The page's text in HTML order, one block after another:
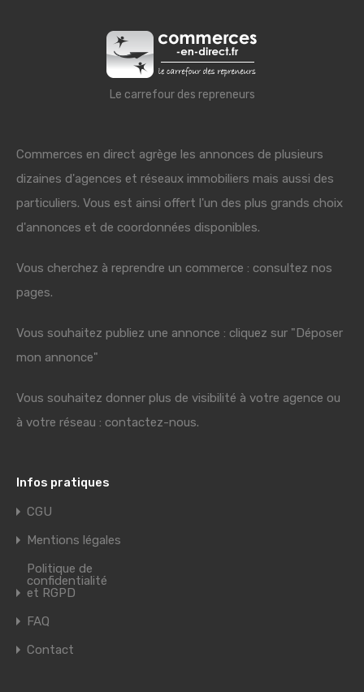
Le carrefour des repreneurs
Commerces en direct agrège les annonces de plusieurs
dizaines d'agences et réseaux immobiliers mais aussi des
particuliers. Vous est ainsi offert l'un des plus grands choix
d'annonces et de coordonnées disponibles.
Vous cherchez à reprendre un commerce : consultez nos
pages.
Vous souhaitez publiez une annonce : cliquez sur "Déposer
mon annonce"
Vous souhaitez donner plus de visibilité à votre agence ou
à votre réseau : contactez-nous.
Infos pratiques
CGU
Mentions légales
Politique de
confidentialité
et RGPD
FAQ
Contact